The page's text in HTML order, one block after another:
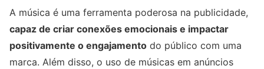
A música é uma ferramenta poderosa na publicidade,
capaz de criar conexões emocionais e impactar
positivamente o engajamento do público com uma
marca. Além disso, o uso de músicas em anúncios